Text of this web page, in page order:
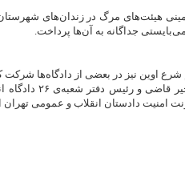
خمینی هیئت‌های مرگ در زندان‌های
جداگانه به آن‌ها پرداخت.
شرع اوین نیز در بعضی از دادگاه‌ها شرکت
در سال‌های
امنیت دادستان انقلاب و عمومی تهران